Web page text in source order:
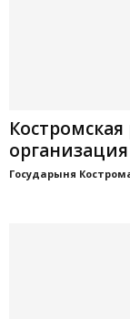
Государыня